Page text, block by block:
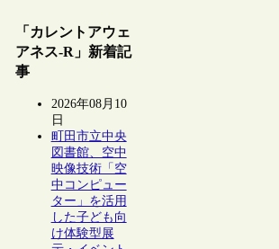
「カレントアウェ
アネス-R」新着記
事
2026年08月10
日
町田市立中央
図書館、空中
映像技術「空
中コンピュー
ター」を活用
した子ども向
け体験型展